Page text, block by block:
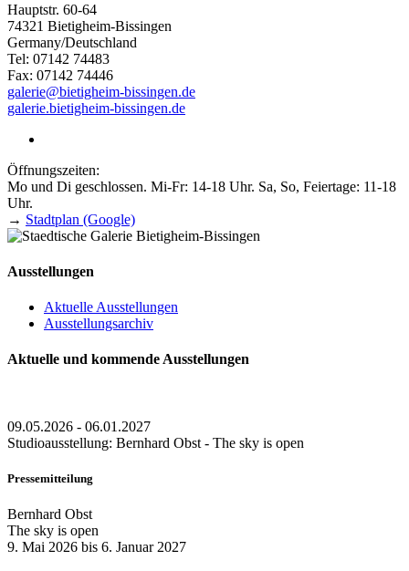
Hauptstr. 60-64
74321 Bietigheim-Bissingen
Germany/Deutschland
Tel: 07142 74483
Fax: 07142 74446
galerie@bietigheim-bissingen.de
galerie.bietigheim-bissingen.de
Öffnungszeiten:
Mo und Di geschlossen. Mi-Fr: 14-18 Uhr. Sa, So, Feiertage: 11-18
Uhr.
→ Stadtplan (Google)
Ausstellungen
Aktuelle Ausstellungen
Ausstellungsarchiv
Aktuelle und kommende Ausstellungen
09.05.2026 - 06.01.2027
Studioausstellung: Bernhard Obst - The sky is open
Pressemitteilung
Bernhard Obst
The sky is open
9. Mai 2026 bis 6. Januar 2027